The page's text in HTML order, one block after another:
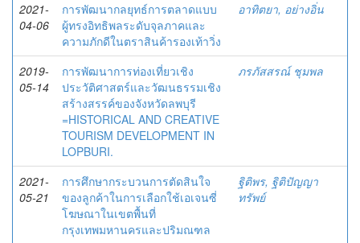
2021-
04-06
การพัฒนากลยุทธ์การตลาดแบบ
ผู้ทรงอิทธิพลระดับจุลภาคและ
ความภักดีในตราสินค้ารองเท้าวิ่ง
อาทิตยา, อย่างอิ่น
2019-
05-14
การพัฒนาการท่องเที่ยวเชิง
ประวัติศาสตร์และวัฒนธรรมเชิง
สร้างสรรค์ของจังหวัดลพบุรี
=HISTORICAL AND CREATIVE
TOURISM DEVELOPMENT IN
LOPBURI.
ภรภัสสรณ์ ชุมพล
2021-
05-21
การศึกษากระบวนการตัดสินใจ
ของลูกค้าในการเลือกใช้เอเจนซี่
โฆษณาในเขตพื้นที่
กรุงเทพมหานครและปริมณฑล
ฐิติพร, ฐิติปัญญา
ทรัพย์